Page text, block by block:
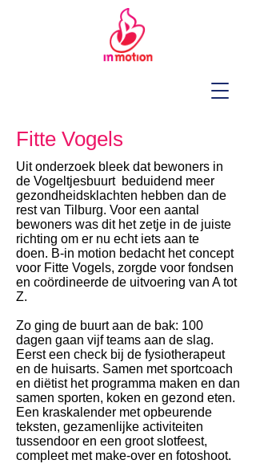
Fitte Vogels
Uit onderzoek bleek dat bewoners in
de Vogeltjesbuurt beduidend meer
gezondheidsklachten hebben dan de
rest van Tilburg. Voor een aantal
bewoners was dit het zetje in de juiste
richting om er nu echt iets aan te
doen. B-in motion bedacht het concept
voor Fitte Vogels, zorgde voor fondsen
en coördineerde de uitvoering van A tot
Z.
Zo ging de buurt aan de bak: 100
dagen gaan vijf teams aan de slag.
Eerst een check bij de fysiotherapeut
en de huisarts. Samen met sportcoach
en diëtist het programma maken en dan
samen sporten, koken en gezond eten.
Een kraskalender met opbeurende
teksten, gezamenlijke activiteiten
tussendoor en een groot slotfeest,
compleet met make-over en fotoshoot.